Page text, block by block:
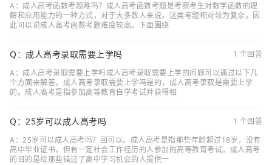
A：成人高考函数考题难吗？成人高考函数考题是考察考生对数学函数的理
解和应用能力的一种方式，对于大多数人来说，这类考题相对较为复杂，因
此可以说成人高考函数考题难度较高。下面围绕
Q：成人高考录取需要上学吗
1 个回答
A：成人高考录取需要上学吗成人高考录取需要上学的问题可以通过以下几
个方面来解答。成人高考录取需要上学吗是的，成人高考录取是需要上学
的。成人高考是指参加高等教育自学考试并获得相
Q：25岁可以成人高考吗
1 个回答
A：25岁可以成人高考吗？回可以。成人高考是指那些年龄超过18岁，没有
高中毕业证书，但有一定社会工作经历的人参加的高等教育考试。成人高考
的目的是给那些错过了高中学习机会的人提供一